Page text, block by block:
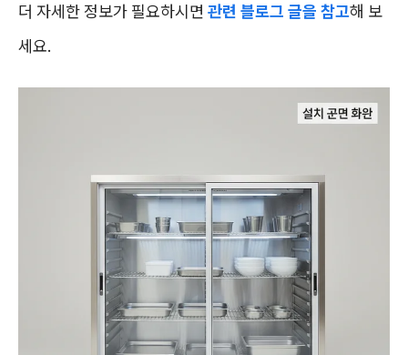
더 자세한 정보가 필요하시면 관련 블로그 글을 참고해 보
세요.